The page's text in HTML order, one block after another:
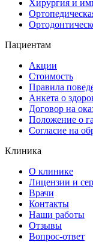
Хирургия и
Пациентам
Акции
Стоимость
Правила
Анкета о
Договор на
Положение о
Согласие на
Клиника
О клинике
Лицензии и
Врачи
Контакты
Наши работы
Отзывы
Вопрос-ответ